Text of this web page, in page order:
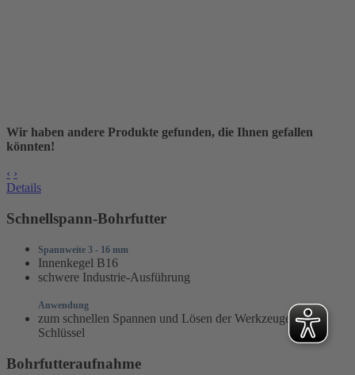
Wir haben andere Produkte gefunden, die Ihnen gefallen
könnten!
‹ ›
Details
Schnellspann-Bohrfutter
Spannweite 3 - 16 mm
Innenkegel B16
schwere Industrie-Ausführung
Anwendung
zum schnellen Spannen und Lösen der Werkzeuge ohne
Schlüssel
Bohrfutteraufnahme